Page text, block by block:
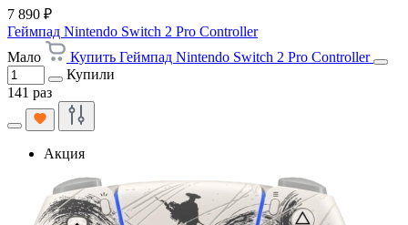
7 890 ₽
Геймпад Nintendo Switch 2 Pro Controller
Мало
Купить Геймпад Nintendo Switch 2 Pro Controller
Купили
141 раз
Акция